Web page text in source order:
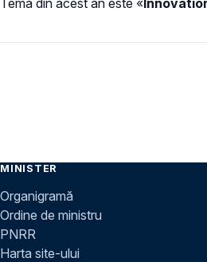
Tema din acest an este «
MINISTER
Organigramă
Ordine de ministru
PNRR
Harta site-ului